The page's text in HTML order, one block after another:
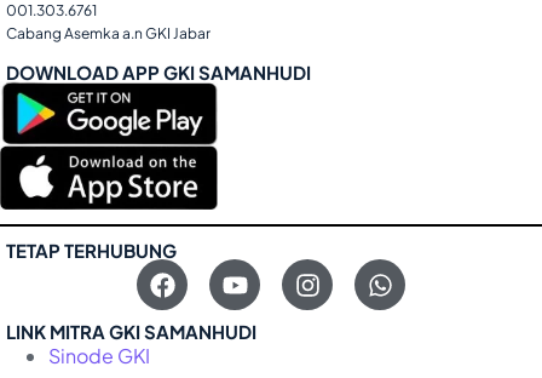
001.303.6761
Cabang Asemka a.n GKI Jabar
DOWNLOAD APP GKI SAMANHUDI
TETAP TERHUBUNG
LINK MITRA GKI SAMANHUDI
Sinode GKI